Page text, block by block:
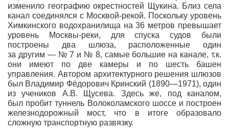
изменило географию окрестностей Щукина. Близ села
канал соединялся с Москвой-рекой. Поскольку уровень
Химкинского водохранилища на 36 метров превышает
уровень Москвы-реки, для спуска судов были
построены два шлюза, расположенные один
за другим — № 7 и № 8, самые большие на канале, т.к.
они имеют по две камеры и по шесть башен
управления. Автором архитектурного решения шлюзов
был Владимир Фёдорович Кринский (1890—1971), один
из учеников А.В. Щусева. Здесь же, под каналом,
был пробит туннель Волоколамского шоссе и построен
железнодорожный мост, что в итоге образовало
сложную транспортную развязку.